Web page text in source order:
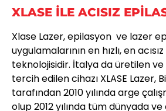
XLASE ILE ACISIZ
Xlase Lazer, epilasyon ve lazer
uygulamalarının en hızlı, en
teknolojisidir. İtalya da üretilen ve
tercih edilen cihazı XLASE Lazer,
tarafından 2010 yılında arge
olup 2012 yılında tüm dünyada